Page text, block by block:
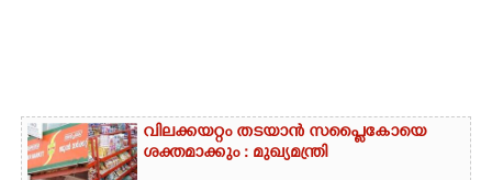
വിലക്കയറ്റം തടയാൻ സപ്ലൈകോയെ
ശക്തമാക്കും : മുഖ്യമന്ത്രി